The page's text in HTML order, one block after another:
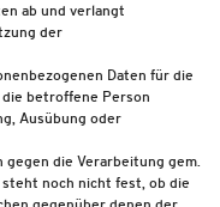
ab und verlangt
der
Daten für die
betroffene Person
Ausübung oder
die Verarbeitung gem.
steht noch nicht fest, ob die